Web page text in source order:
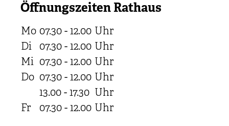
Öffnungszeiten Rathaus
Mo 07.30 - 12.00 Uhr
Di
07.30 - 12.00 Uhr
Mi 07.30 - 12.00 Uhr
Do 07.30 - 12.00 Uhr
13.00 - 17.30 Uhr
Fr
07.30 - 12.00 Uhr